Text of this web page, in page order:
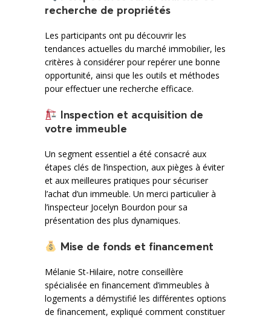
recherche de propriétés
Les participants ont pu découvrir les
tendances actuelles du marché immobilier, les
critères à considérer pour repérer une bonne
opportunité, ainsi que les outils et méthodes
pour effectuer une recherche efficace.
Inspection et acquisition de
votre immeuble
Un segment essentiel a été consacré aux
étapes clés de l’inspection, aux pièges à éviter
et aux meilleures pratiques pour sécuriser
l’achat d’un immeuble. Un merci particulier à
l’inspecteur Jocelyn Bourdon pour sa
présentation des plus dynamiques.
Mise de fonds et financement
Mélanie St-Hilaire, notre conseillère
spécialisée en financement d’immeubles à
logements a démystifié les différentes options
de financement, expliqué comment constituer